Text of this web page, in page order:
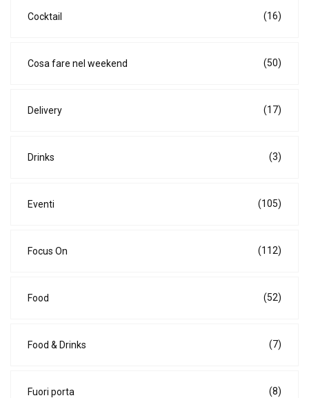
Cocktail (16)
Cosa fare nel weekend (50)
Delivery (17)
Drinks (3)
Eventi (105)
Focus On (112)
Food (52)
Food & Drinks (7)
Fuori porta (8)